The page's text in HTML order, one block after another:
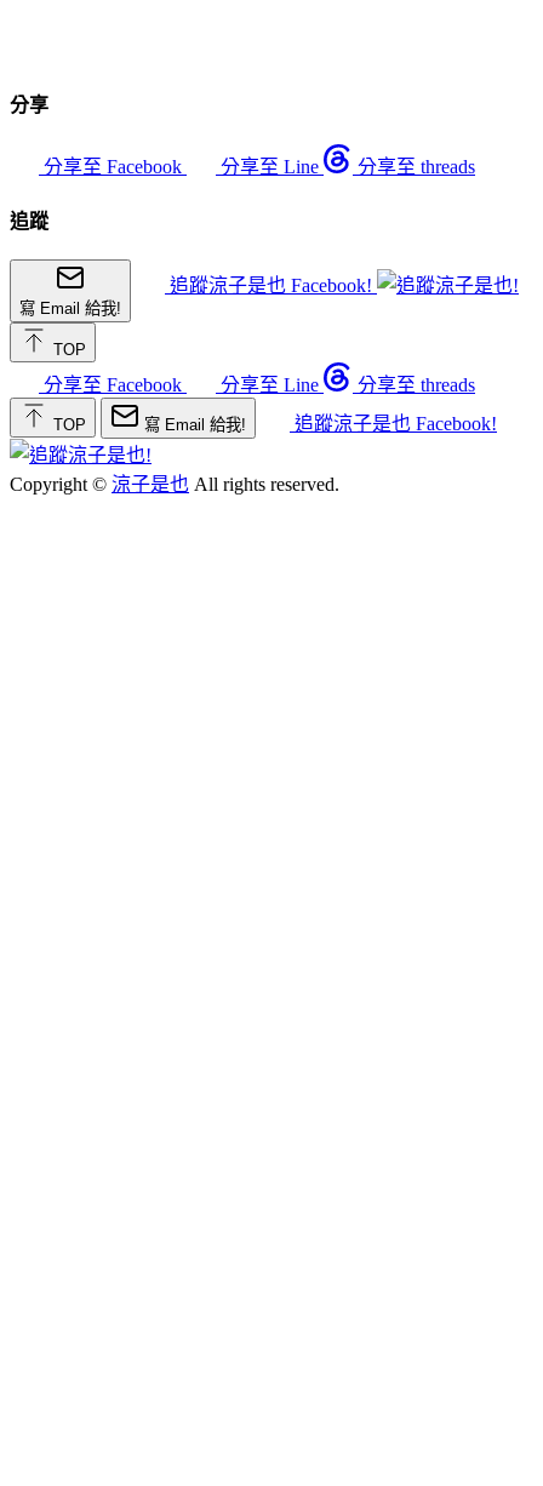
分享
分享至 Facebook 分享至 Line 分享至 threads
追蹤
寫 Email 給我!
追蹤涼子是也 Facebook!
TOP
分享至 Facebook 分享至 Line 分享至 threads
TOP 寫 Email 給我! 追蹤涼子是也 Facebook!
Copyright © 涼子是也 All rights reserved.